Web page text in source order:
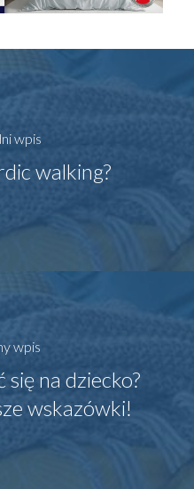
wpis
walking?
wpis
na dziecko?
wskazówki!